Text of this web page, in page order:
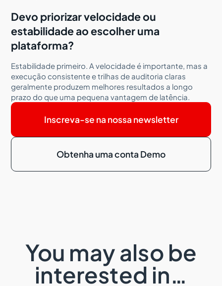
Devo priorizar velocidade ou
estabilidade ao escolher uma
plataforma?
Estabilidade primeiro. A velocidade é importante, mas a
execução consistente e trilhas de auditoria claras
geralmente produzem melhores resultados a longo
prazo do que uma pequena vantagem de latência.
Inscreva-se na nossa newsletter
Obtenha uma conta Demo
You may also be
interested in…